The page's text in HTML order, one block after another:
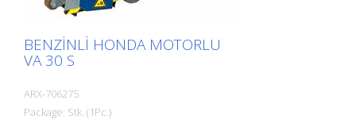
BENZINLI HONDA MOTORLU
VA 30 S
ARX-706275
Package: Stk. (1Pc.)